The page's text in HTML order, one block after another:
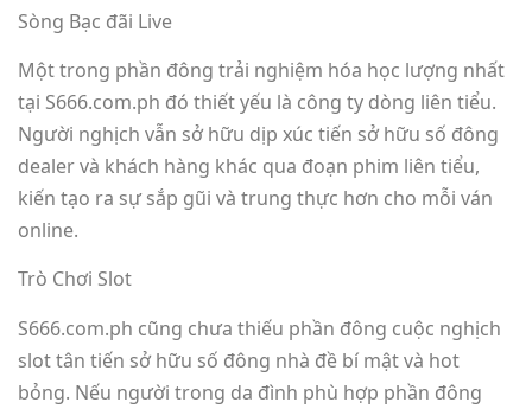
Sòng Bạc đãi Live
Một trong phần đông trải nghiệm hóa học lượng nhất
tại S666.com.ph đó thiết yếu là công ty dòng liên tiểu.
Người nghịch vẫn sở hữu dịp xúc tiến sở hữu số đông
dealer và khách hàng khác qua đoạn phim liên tiểu,
kiến tạo ra sự sắp gũi và trung thực hơn cho mỗi ván
online.
Trò Chơi Slot
S666.com.ph cũng chưa thiếu phần đông cuộc nghịch
slot tân tiến sở hữu số đông nhà đề bí mật và hot
bỏng. Nếu người trong da đình phù hợp phần đông